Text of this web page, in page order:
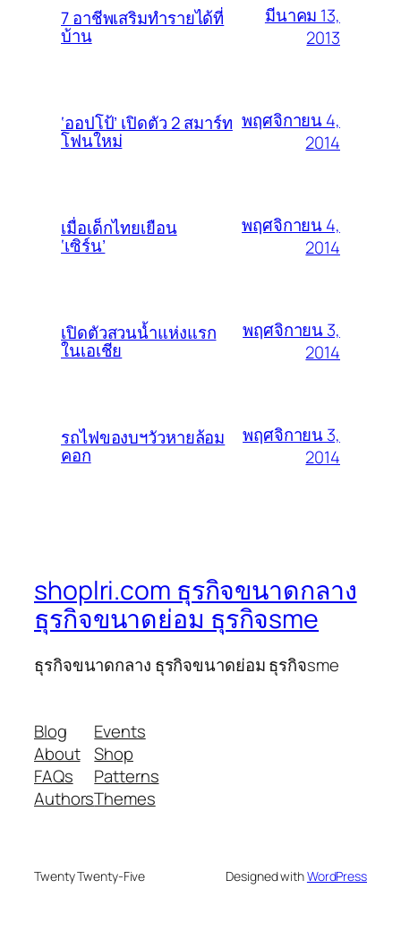
7 อาชีพเสริมทำรายได้ที่
บ้าน
มีนาคม 13,
2013
‘ออปโป้’ เปิดตัว 2 สมาร์ท
โฟนใหม่
พฤศจิกายน 4,
2014
เมื่อเด็กไทยเยือน
‘เซิร์น’
พฤศจิกายน 4,
2014
เปิดตัวสวนน้ำแห่งแรก
ในเอเชีย
พฤศจิกายน 3,
2014
รถไฟของบฯวัวหายล้อม
คอก
พฤศจิกายน 3,
2014
shoplri.com ธุรกิจขนาดกลาง
ธุรกิจขนาดย่อม ธุรกิจsme
ธุรกิจขนาดกลาง ธุรกิจขนาดย่อม ธุรกิจsme
Blog
About
FAQs
Authors
Events
Shop
Patterns
Themes
Twenty Twenty-Five Designed withWordPress